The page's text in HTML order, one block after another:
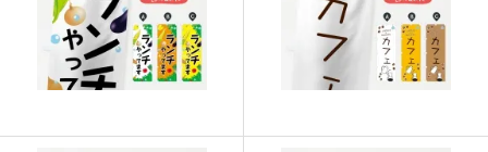
42 878 36876
876 37668
45 874 39330